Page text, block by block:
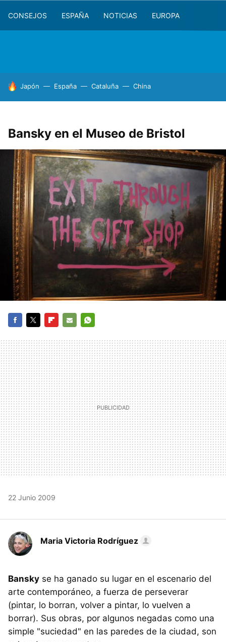
CONSEJOS ESPAÑA NOTICIAS EUROPA
HOY SE HABLA DE
Japón España Cataluña China
Bansky en el Museo de Bristol
MAIL
22 Junio 2009
Maria Victoria Rodríguez
Bansky se ha ganado su lugar en el escenario del
arte contemporáneo, a fuerza de perseverar
(pintar, lo borran, volver a pintar, lo vuelven a
borrar). Sus obras, por algunos negadas como una
simple "suciedad" en las paredes de la ciudad, son